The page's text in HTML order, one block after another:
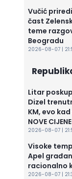
Vučić
čast
teme
Beogradu
2026-08-07 |
Litar
Dizel
KM, evo
NOVE CIJENE
2026-08-07 |
Visoke
Apel
racionalno
2026-08-07 |